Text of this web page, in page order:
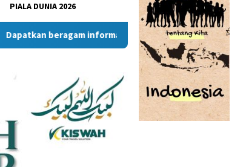
PIALA DUNIA 2026
beragam informasi dan berita menarik dari situs